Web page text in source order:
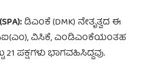
ಡಿಎಂಕೆ (DMK) ನೇತೃತ್ವದ ಈ
ವಿಸಿಕೆ, ಎಂಡಿಎಂಕೆಯಂತಹ
ಪಕ್ಷಗಳು ಭಾಗವಹಿಸಿದ್ದವು.